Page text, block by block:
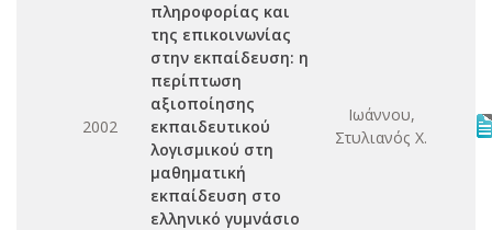
2002
πληροφορίας και
της επικοινωνίας
στην εκπαίδευση: η
περίπτωση
αξιοποίησης
εκπαιδευτικού
λογισμικού στη
μαθηματική
εκπαίδευση στο
ελληνικό γυμνάσιο
Ιωάννου,
Στυλιανός Χ.